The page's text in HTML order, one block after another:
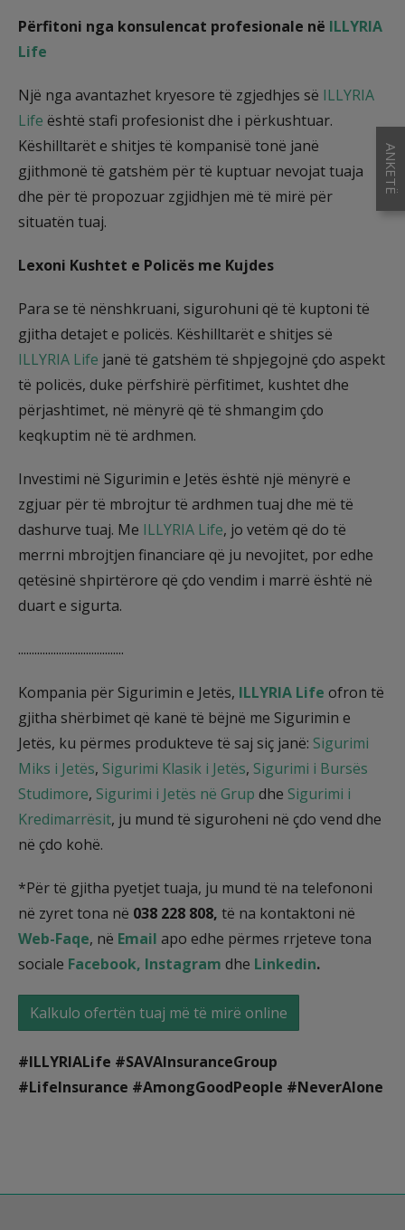
Përfitoni nga konsulencat profesionale në ILLYRIA
Life
Një nga avantazhet kryesore të zgjedhjes së ILLYRIA
Life është stafi profesionist dhe i përkushtuar.
Këshilltarët e shitjes të kompanisë tonë janë
gjithmonë të gatshëm për të kuptuar nevojat tuaja
dhe për të propozuar zgjidhjen më të mirë për
situatën tuaj.
Lexoni Kushtet e Policës me Kujdes
Para se të nënshkruani, sigurohuni që të kuptoni të
gjitha detajet e policës. Këshilltarët e shitjes së
ILLYRIA Life janë të gatshëm të shpjegojnë çdo aspekt
të policës, duke përfshirë përfitimet, kushtet dhe
përjashtimet, në mënyrë që të shmangim çdo
keqkuptim në të ardhmen.
Investimi në Sigurimin e Jetës është një mënyrë e
zgjuar për të mbrojtur të ardhmen tuaj dhe më të
dashurve tuaj. Me ILLYRIA Life, jo vetëm që do të
merrni mbrojtjen financiare që ju nevojitet, por edhe
qetësinë shpirtërore që çdo vendim i marrë është në
duart e sigurta.
.......................................
Kompania për Sigurimin e Jetës, ILLYRIA Life ofron të
gjitha shërbimet që kanë të bëjnë me Sigurimin e
Jetës, ku përmes produkteve të saj siç janë: Sigurimi
Miks i Jetës, Sigurimi Klasik i Jetës, Sigurimi i Bursës
Studimore, Sigurimi i Jetës në Grup dhe Sigurimi i
Kredimarrësit, ju mund të siguroheni në çdo vend dhe
në çdo kohë.
*Për të gjitha pyetjet tuaja, ju mund të na telefononi
në zyret tona në 038 228 808, të na kontaktoni në
Web-Faqe, në Email apo edhe përmes rrjeteve tona
sociale Facebook, Instagram dhe Linkedin.
Kalkulo ofertën tuaj më të mirë online
#ILLYRIALife #SAVAInsuranceGroup
#LifeInsurance #AmongGoodPeople #NeverAlone
ANKETË